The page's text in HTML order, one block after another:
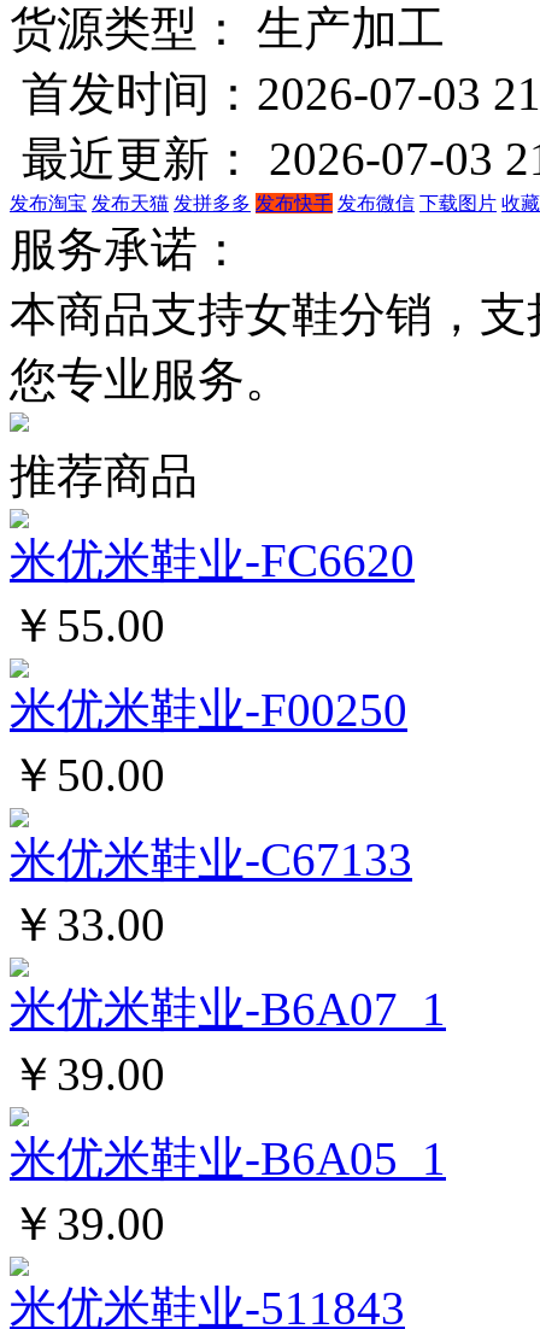
货源类型： 生产加工
首发时间：2026-07-03
最近更新： 2026-07-03
发布淘宝 发布天猫 发拼多多 发布快手 发布微信 下载图片 收
服务承诺：
本商品支持女鞋分销，
您专业服务。
推荐商品
米优米鞋业-FC6620
￥55.00
米优米鞋业-F00250
￥50.00
米优米鞋业-C67133
￥33.00
米优米鞋业-B6A07_1
￥39.00
米优米鞋业-B6A05_1
￥39.00
米优米鞋业-511843